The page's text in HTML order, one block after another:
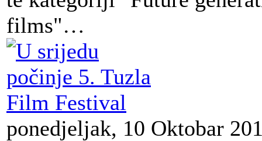
films"…
ponedjeljak, 10 Oktobar